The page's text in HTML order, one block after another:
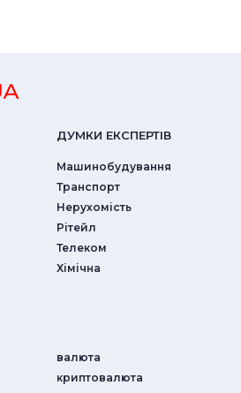
ДУМКИ ЕКСПЕРТIВ
Машинобудування
Транспорт
Нерухомість
Рітейл
Телеком
Хімічна
валюта
криптовалюта